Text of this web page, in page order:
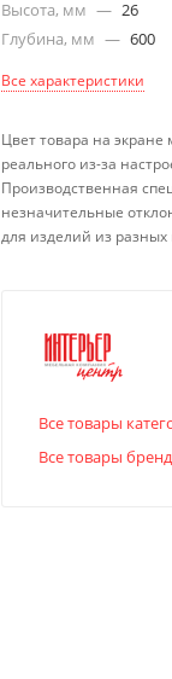
Высота, мм — 26
Глубина, мм — 600
Все характеристики
Цвет товара на экране
реального из-за
Производственная
незначительные
для изделий из разных
Все товары
Все товары